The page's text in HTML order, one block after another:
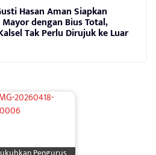
Hasan Aman Siapkan
dengan Bius Total,
Tak Perlu Dirujuk ke Luar